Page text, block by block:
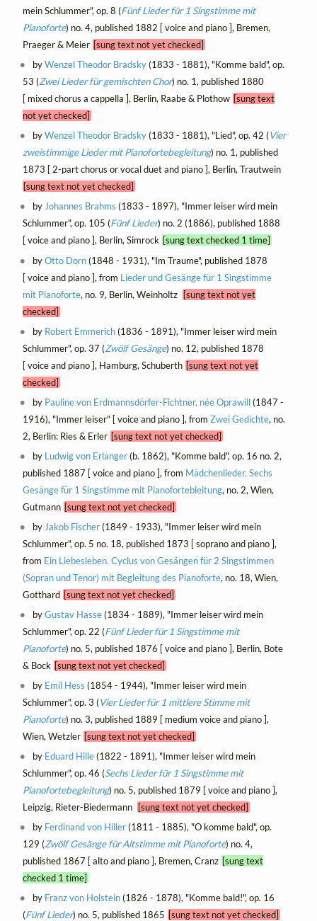
mein Schlummer", op. 8 (Fünf Lieder für 1 Singstimme mit
Pianoforte) no. 4, published 1882 [ voice and piano ], Bremen,
Praeger & Meier [sung text not yet checked]
byWenzel Theodor Bradsky(1833 - 1881), "Komme bald", op.
53 (Zwei Lieder für gemischten Chor) no. 1, published 1880
[ mixed chorus a cappella ], Berlin, Raabe & Plothow [sung text
not yet checked]
byWenzel Theodor Bradsky(1833 - 1881), "Lied", op. 42 (Vier
zweistimmige Lieder mit Pianofortebegleitung) no. 1, published
1873 [ 2-part chorus or vocal duet and piano ], Berlin, Trautwein
[sung text not yet checked]
byJohannes Brahms (1833 - 1897), "Immer leiser wird mein
Schlummer", op. 105 (Fünf Lieder) no. 2 (1886), published 1888
[ voice and piano ], Berlin, Simrock [sung text checked 1 time]
byOtto Dorn(1848 - 1931), "Im Traume", published 1878
[ voice and piano ], from Lieder und Gesänge für 1 Singstimme
mit Pianoforte, no. 9, Berlin, Weinholtz [sung text not yet
checked]
by Robert Emmerich(1836 - 1891), "Immer leiser wird mein
Schlummer", op. 37 (Zwölf Gesänge) no. 12, published 1878
[ voice and piano ], Hamburg, Schuberth [sung text not yet
checked]
by Pauline von Erdmannsdörfer-Fichtner, née Oprawill(1847 -
1916), "Immer leiser" [ voice and piano ], from Zwei Gedichte, no.
2, Berlin: Ries & Erler [sung text not yet checked]
by Ludwig von Erlanger(b. 1862), "Komme bald", op. 16 no. 2,
published 1887 [ voice and piano ], from Mädchenlieder. Sechs
Gesänge für 1 Singstimme mit Pianofortebleitung, no. 2, Wien,
Gutmann [sung text not yet checked]
by Jakob Fischer(1849 - 1933), "Immer leiser wird mein
Schlummer", op. 5 no. 18, published 1873 [ soprano and piano ],
from Ein Liebesleben. Cyclus von Gesängen für 2 Singstimmen
(Sopran und Tenor) mit Begleitung des Pianoforte, no. 18, Wien,
Gotthard [sung text not yet checked]
byGustav Hasse(1834 - 1889), "Immer leiser wird mein
Schlummer", op. 22 (Fünf Lieder für 1 Singstimme mit
Pianoforte) no. 5, published 1876 [ voice and piano ], Berlin, Bote
& Bock [sung text not yet checked]
by Emil Hess (1854 - 1944), "Immer leiser wird mein
Schlummer", op. 3 (Vier Lieder für 1 mittlere Stimme mit
Pianoforte) no. 3, published 1889 [ medium voice and piano ],
Wien, Wetzler [sung text not yet checked]
by Eduard Hille(1822 - 1891), "Immer leiser wird mein
Schlummer", op. 46 (Sechs Lieder für 1 Singstimme mit
Pianofortebegleitung) no. 5, published 1879 [ voice and piano ],
Leipzig, Rieter-Biedermann
[sung text not yet checked]
by Ferdinand von Hiller(1811 - 1885), "O komme bald", op.
129 (Zwölf Gesänge für Altstimme mit Pianoforte) no. 4,
published 1867 [ alto and piano ], Bremen, Cranz [sung text
checked 1 time]
by Franz von Holstein(1826 - 1878), "Komme bald!", op. 16
(Fünf Lieder) no. 5, published 1865 [sung text not yet checked]